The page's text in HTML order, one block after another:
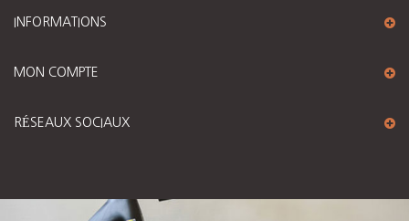
INFORMATIONS
MON COMPTE
RÉSEAUX SOCIAUX